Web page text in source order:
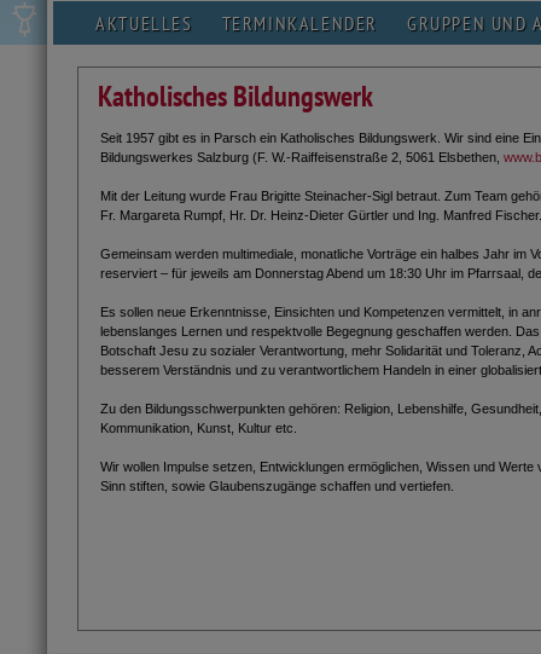
AKTUELLES TERMINKALENDER GRUPPEN UND
Katholisches Bildungswerk
Seit 1957 gibt es in Parsch ein Katholisches Bildungswerk. Wir sind eine
Bildungswerkes Salzburg (F. W.-Raiffeisenstraße 2, 5061 Elsbethen,
Mit der Leitung wurde Frau Brigitte Steinacher-Sigl betraut. Zum Team
Fr. Margareta Rumpf, Hr. Dr. Heinz-Dieter Gürtler und Ing. Manfred Fischer.
Gemeinsam werden multimediale, monatliche Vorträge ein halbes Jahr im
reserviert – für jeweils am Donnerstag Abend um 18:30 Uhr im Pfarrsaal,
Es sollen neue Erkenntnisse, Einsichten und Kompetenzen vermittelt, in
lebenslanges Lernen und respektvolle Begegnung geschaffen werden.
Botschaft Jesu zu sozialer Verantwortung, mehr Solidarität und Toleranz,
besserem Verständnis und zu verantwortlichem Handeln in einer
Zu den Bildungsschwerpunkten gehören: Religion, Lebenshilfe,
Kommunikation, Kunst, Kultur etc.
Wir wollen Impulse setzen, Entwicklungen ermöglichen, Wissen und Werte
Sinn stiften, sowie Glaubenszugänge schaffen und vertiefen.